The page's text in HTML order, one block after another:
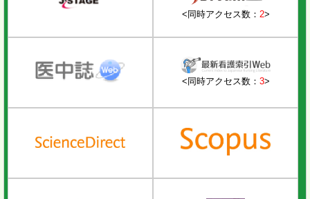
<同時アクセス数： 2>
<同時アクセス数： 3>